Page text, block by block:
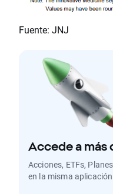
Fuente: JNJ
Accede a más
Acciones, ETFs,
en la misma